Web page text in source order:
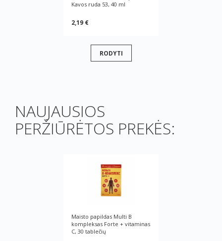
Kavos ruda 53, 40 ml
2,19 €
RODYTI
NAUJAUSIOS
PERŽIŪRĖTOS PREKĖS:
Maisto papildas Multi B
kompleksas Forte + vitaminas
C, 30 tablečių